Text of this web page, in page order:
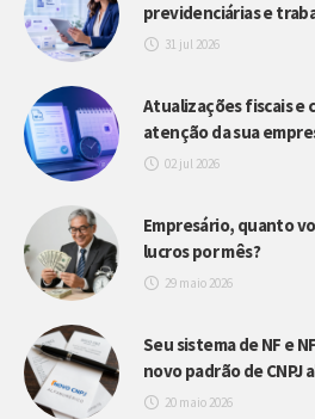
previdenciárias e
31 jul 2026
Atualizações fiscais e
atenção da sua
02 jul 2026
Empresário, quanto
lucros por mês?
29 maio 2026
Seu sistema de NF e
novo padrão de CNPJ
20 maio 2026